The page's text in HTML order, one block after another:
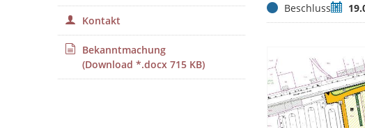
StatusBeschluss
Kontakt
Bekanntmachung
(Download *.docx 715 KB)